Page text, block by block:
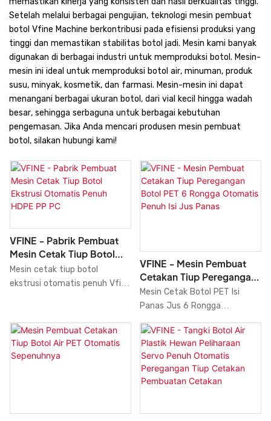
Setelah melalui berbagai pengujian, teknologi mesin pembuat
botol Vfine Machine berkontribusi pada efisiensi produksi yang
tinggi dan memastikan stabilitas botol jadi. Mesin kami banyak
digunakan di berbagai industri untuk memproduksi botol. Mesin-
mesin ini ideal untuk memproduksi botol air, minuman, produk
susu, minyak, kosmetik, dan farmasi. Mesin-mesin ini dapat
menangani berbagai ukuran botol, dari vial kecil hingga wadah
besar, sehingga serbaguna untuk berbagai kebutuhan
pengemasan. Jika Anda mencari produsen mesin pembuat
botol, silakan hubungi kami!
VFINE - Pabrik Pembuat
Mesin Cetak Tiup Botol
Ekstrusi Otomatis Penuh
HDPE PP PC
Mesin cetak tiup botol
ekstrusi otomatis penuh Vfine
dan presisi untuk pembuatan
botol. Mesin pembuat botol
HDPE ini sepenuhnya dikontrol
VFINE - Mesin Pembuat
Cetakan Tiup Peregangan
Botol PET 6 Rongga
Otomatis Penuh Isi Jus
Mesin Cetak Botol PET Isi
Panas Jus 6 Rongga
Cetak Tiup Peregangan,
Produsen Kecepatan Tinggi
dibandingkan dengan produk
serupa di pasaran, memiliki
kinerja, kualitas, penampilan,